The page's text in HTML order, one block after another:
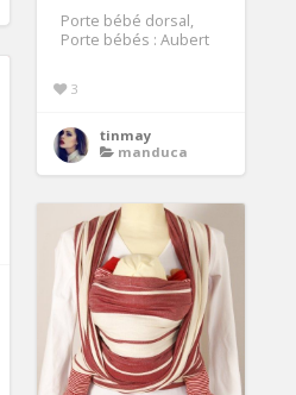
Porte bébé dorsal,
Porte bébés : Aubert
3
tinmay
manduca